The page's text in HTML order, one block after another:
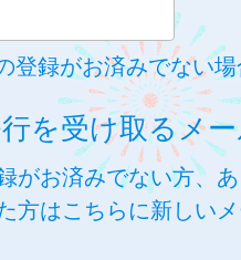
登録がお済みでない
を受け取るメ
がお済みでない方、
方はこちらに新しい